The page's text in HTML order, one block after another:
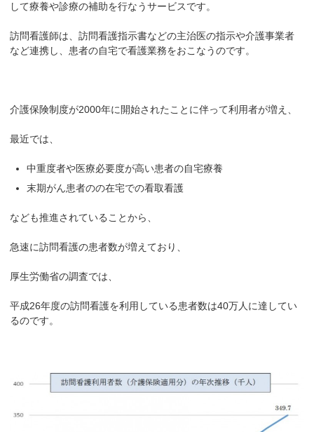
して療養や診療の補助を行なうサービスです。
訪問看護師は、訪問看護指示書などの主治医の指示や介護事業者
など連携し、患者の自宅で看護業務をおこなうのです。
介護保険制度が2000年に開始されたことに伴って利用者が増え、
最近では、
中重度者や医療必要度が高い患者の自宅療養
末期がん患者のの在宅での看取看護
なども推進されていることから、
急速に訪問看護の患者数が増えており、
厚生労働省の調査では、
平成26年度の訪問看護を利用している患者数は40万人に達してい
るのです。